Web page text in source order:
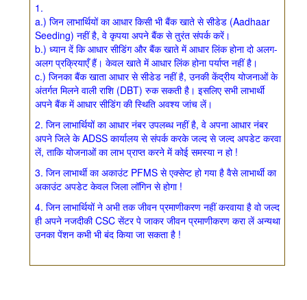
1.
a.) जिन लाभार्थियों का आधार किसी भी बैंक खाते से सीडेड (Aadhaar
Seeding) नहीं है, वे कृपया अपने बैंक से तुरंत संपर्क करें।
b.) ध्यान दें कि आधार सीडिंग और बैंक खाते में आधार लिंक होना दो अलग-
अलग प्रक्रियाएँ हैं। केवल खाते में आधार लिंक होना पर्याप्त नहीं है।
c.) जिनका बैंक खाता आधार से सीडेड नहीं है, उनकी केंद्रीय योजनाओं के
अंतर्गत मिलने वाली राशि (DBT) रुक सकती है। इसलिए सभी लाभार्थी
अपने बैंक में आधार सीडिंग की स्थिति अवश्य जांच लें।
2. जिन लाभार्थियों का आधार नंबर उपलब्ध नहीं है, वे अपना आधार नंबर
अपने जिले के ADSS कार्यालय से संपर्क करके जल्द से जल्द अपडेट करवा
लें, ताकि योजनाओं का लाभ प्राप्त करने में कोई समस्या न हो !
3. जिन लाभार्थी का अकाउंट PFMS से एक्सेप्ट हो गया है वैसे लाभार्थी का
अकाउंट अपडेट केवल जिला लॉगिन से होगा !
4. जिन लाभार्थियों ने अभी तक जीवन प्रमाणीकरण नहीं करवाया है वो जल्द
ही अपने नजदीकी CSC सेंटर पे जाकर जीवन प्रमाणीकरण करा लें अन्यथा
उनका पेंशन कभी भी बंद किया जा सकता है !